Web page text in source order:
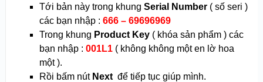
Tới bản này trong khung Serial Number ( số seri )
các bạn nhập : 666 – 69696969
Trong khung Product Key( khóa sản phẩm ) các
bạn nhập : 001L1( không không một en lờ hoa
một ).
Rồi bấm nút Nextđể tiếp tục giúp mình.